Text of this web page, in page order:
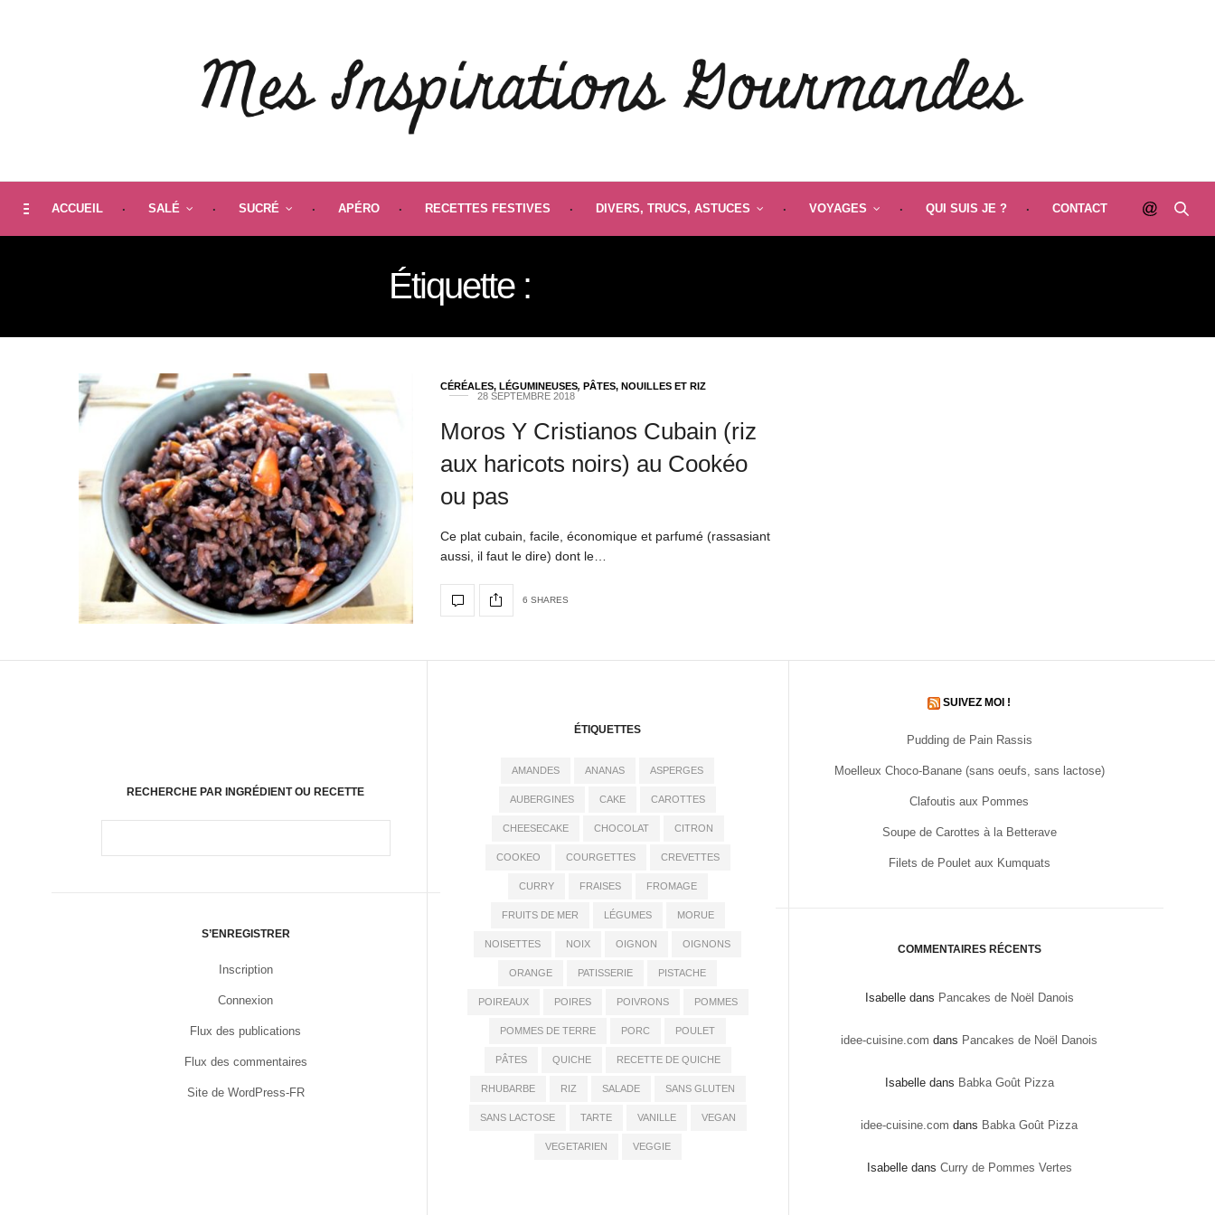
ACCUEIL SALÉ SUCRÉ APÉRO RECETTES FESTIVES DIVERS, TRUCS, ASTUCES VOYAGES QUI SUIS JE ? CONTACT
Étiquette :
CÉRÉALES, LÉGUMINEUSES, PÂTES, NOUILLES ET RIZ
28 SEPTEMBRE 2018
Moros Y Cristianos Cubain (riz
aux haricots noirs) au Cookéo
ou pas
Ce plat cubain, facile, économique et parfumé (rassasiant
aussi, il faut le dire) dont le…
6 SHARES
RECHERCHE PAR INGRÉDIENT OU RECETTE
S’ENREGISTRER
Inscription
Connexion
Flux des publications
Flux des commentaires
Site de WordPress-FR
ÉTIQUETTES
AMANDES ANANAS ASPERGES
AUBERGINES CAKE CAROTTES
CHEESECAKE CHOCOLAT CITRON
COOKEO COURGETTES CREVETTES
CURRY FRAISES FROMAGE
FRUITS DE MER LÉGUMES MORUE
NOISETTES NOIX OIGNON OIGNONS
ORANGE PATISSERIE PISTACHE
POIREAUX POIRES POIVRONS POMMES
POMMES DE TERRE PORC POULET
PÂTES QUICHE RECETTE DE QUICHE
RHUBARBE RIZ SALADE SANS GLUTEN
SANS LACTOSE TARTE VANILLE VEGAN
VEGETARIEN VEGGIE
SUIVEZ MOI !
Pudding de Pain Rassis
Moelleux Choco-Banane (sans oeufs, sans lactose)
Clafoutis aux Pommes
Soupe de Carottes à la Betterave
Filets de Poulet aux Kumquats
COMMENTAIRES RÉCENTS
Isabelledans Pancakes de Noël Danois
idee-cuisine.com dans Pancakes de Noël Danois
Isabelledans Babka Goût Pizza
idee-cuisine.com dans Babka Goût Pizza
Isabelledans Curry de Pommes Vertes